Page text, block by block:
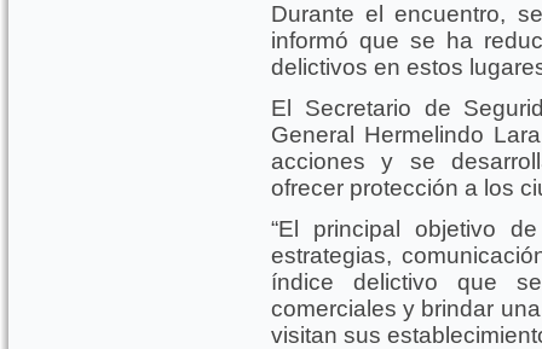
Durante el encuentro,
informó que se ha
delictivos en estos
El Secretario de
General Hermelindo
acciones y se
ofrecer protección a los
“El principal objetivo
estrategias,
índice delictivo que
comerciales y brindar
visitan sus